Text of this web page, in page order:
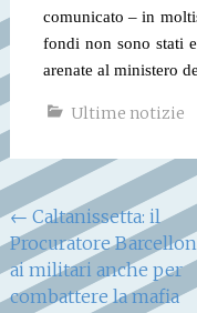
comunicato – in
fondi non sono stati
arenate al ministero
Ultime notizie
Navigazione
articoli
← Caltanissetta: il
Procuratore
ai militari anche per
combattere la mafia